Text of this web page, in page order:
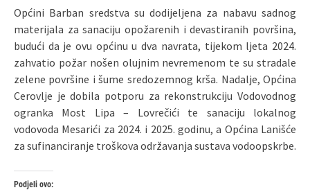
Općini Barban sredstva su dodijeljena za nabavu sadnog
materijala za sanaciju opožarenih i devastiranih površina,
budući da je ovu općinu u dva navrata, tijekom ljeta 2024.
zahvatio požar nošen olujnim nevremenom te su stradale
zelene površine i šume sredozemnog krša. Nadalje, Općina
Cerovlje je dobila potporu za rekonstrukciju Vodovodnog
ogranka Most Lipa – Lovrečići te sanaciju lokalnog
vodovoda Mesarići za 2024. i 2025. godinu, a Općina Lanišće
za sufinanciranje troškova održavanja sustava vodoopskrbe.
Podjeli ovo: